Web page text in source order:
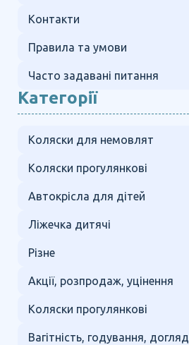
Контакти
Правила та умови
Часто задавані питання
Категорії
Коляски для немовлят
Коляски прогулянкові
Автокрісла для дітей
Ліжечка дитячі
Різне
Акції, розпродаж, уцінення
Коляски прогулянкові
Вагітність, годування, догляд